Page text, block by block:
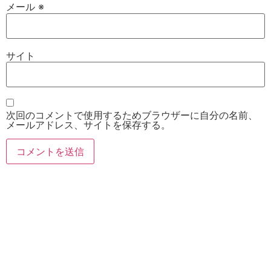
メール ※
サイト
次回のコメントで使用するためブラウザーに自分の名前、
メールアドレス、サイトを保存する。